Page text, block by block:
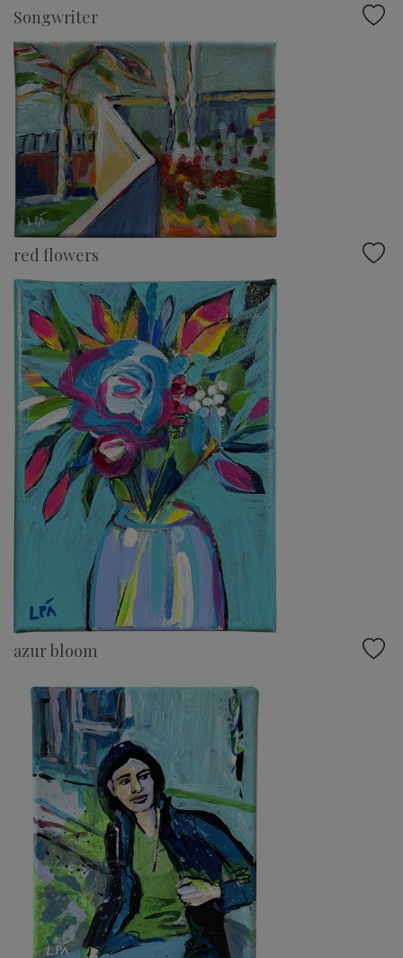
Songwriter
red flowers
azur bloom